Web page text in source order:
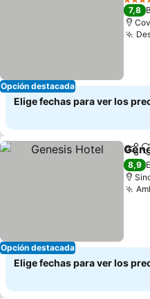
Opción destacada
4
7,8
Elige fechas para ver los
Opción destacada
8,9
Elige fechas para ver los